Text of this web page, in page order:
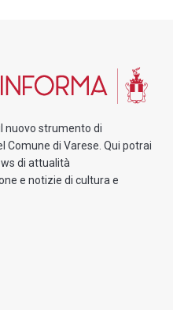
nuovo strumento di
Comune di Varese. Qui potrai
di attualità
e notizie di cultura e